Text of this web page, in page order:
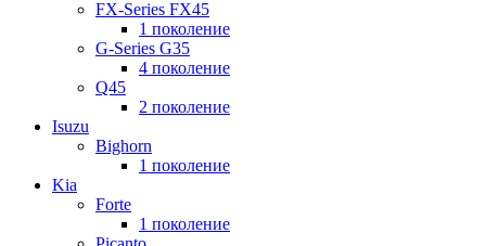
FX-Series FX45
1 поколение
G-Series G35
4 поколение
Q45
2 поколение
Isuzu
Bighorn
1 поколение
Kia
Forte
1 поколение